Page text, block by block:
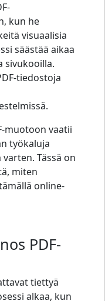
kun he
visuaalisia
säästää aikaa
sivukooilla.
tiedostoja
muotoon vaatii
työkaluja
Tässä on
miten
online-
PDF-
tiettyä
alkaa, kun